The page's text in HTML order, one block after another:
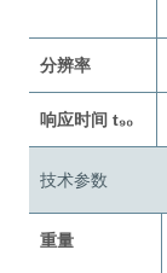
分辨率
响应时间 t₉₀
技术参数
重量